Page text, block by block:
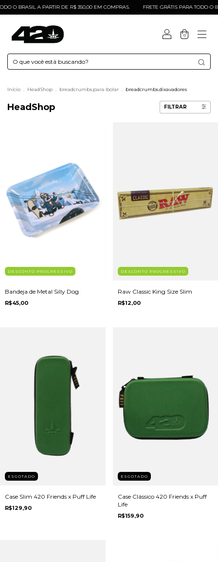
O BRASIL A PARTIR DE R$ 350,00 EM COMPRAS. FRETE GRÁTIS PARA TODO O
0
Início . HeadShop . breadcrumbs.para-bolar . breadcrumbs.dixavadores
HeadShop FILTRAR
DESCONTO PROGRESSIVO
Bandeja de Metal Silly Dog
R$45,00
DESCONTO PROGRESSIVO
Raw Classic King Size Slim
R$12,00
ESGOTADO
Case Slim 420 Friends x Puff Life
R$129,90
ESGOTADO
Case Clássico 420 Friends x Puff
Life
R$159,90